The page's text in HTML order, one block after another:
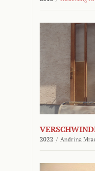
2022 / Andrina